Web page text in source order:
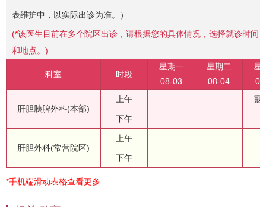
表维护中，以实际出诊为准。）
(*该医生目前在多个院区出诊，请根据您的具体情况，选择就诊时间
和地点。)
科室 时段
星期一
08-03
星期二
08-04
星
肝胆胰脾外科(本部)
上午 寇
下午
肝胆外科(常营院区)
上午
下午
*手机端滑动表格查看更多